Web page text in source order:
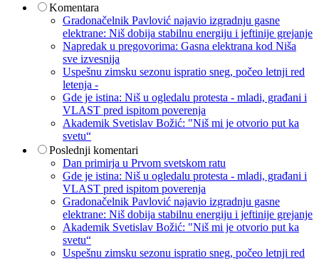
Komentara
Gradonačelnik Pavlović najavio izgradnju gasne
elektrane: Niš dobija stabilnu energiju i jeftinije grejanje
Napredak u pregovorima: Gasna elektrana kod Niša
sve izvesnija
Uspešnu zimsku sezonu ispratio sneg, počeo letnji red
letenja -
Gde je istina: Niš u ogledalu protesta - mladi, građani i
VLAST pred ispitom poverenja
Akademik Svetislav Božić: "Niš mi je otvorio put ka
svetu“
Poslednji komentari
Dan primirja u Prvom svetskom ratu
Gde je istina: Niš u ogledalu protesta - mladi, građani i
VLAST pred ispitom poverenja
Gradonačelnik Pavlović najavio izgradnju gasne
elektrane: Niš dobija stabilnu energiju i jeftinije grejanje
Akademik Svetislav Božić: "Niš mi je otvorio put ka
svetu“
Uspešnu zimsku sezonu ispratio sneg, počeo letnji red